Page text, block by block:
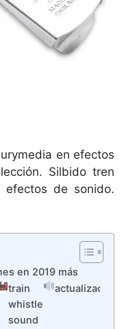
en efectos
Silbido tren
efectos de sonido.
en 2019 más
train
whistle
sound
actualizado